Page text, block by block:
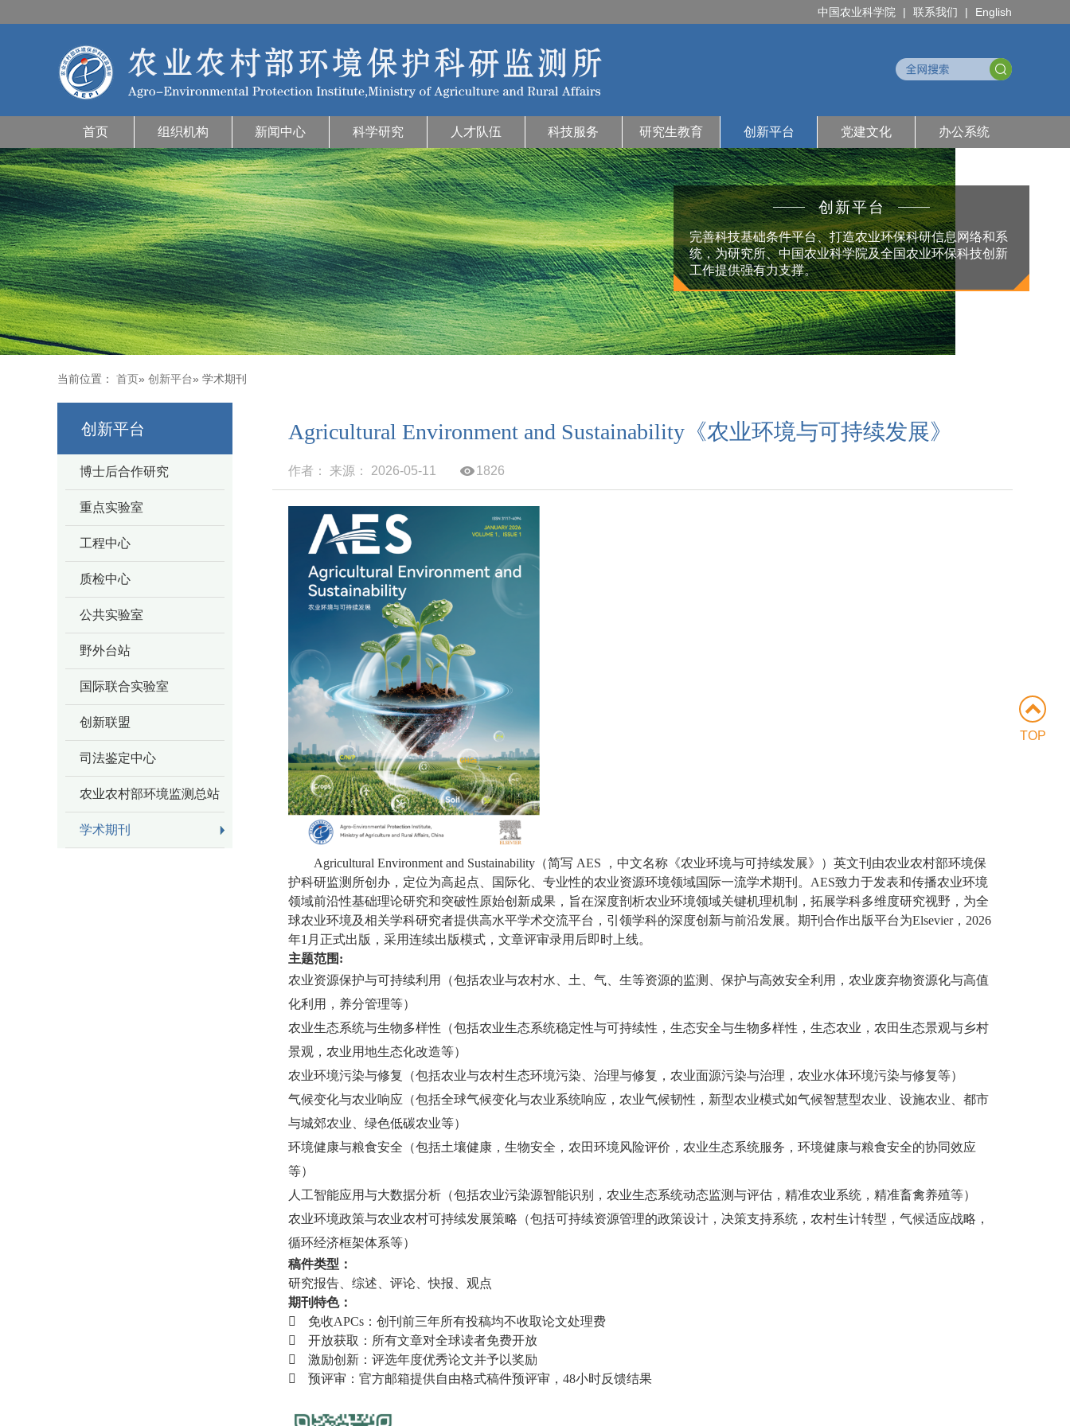
中国农业科学院 | 联系我们 | English
首页 组织机构 新闻中心 科学研究 人才队伍 科技服务 研究生教育 创新平台 党建文化 办公系统
创新平台
完善科技基础条件平台、打造农业环保科研信息网络和系
统，为研究所、中国农业科学院及全国农业环保科技创新
工作提供强有力支撑。
当前位置： 首页» 创新平台» 学术期刊
创新平台
博士后合作研究
重点实验室
工程中心
质检中心
公共实验室
野外台站
国际联合实验室
创新联盟
司法鉴定中心
农业农村部环境监测总站
学术期刊
Agricultural Environment and Sustainability《农业环境与可持续发展》
作者： 来源： 2026-05-11 1826
Agricultural Environment and Sustainability （简写 AES
，中文名称《农业环境与可持续发展》）英文刊由农业农村部环境保
护科研监测所创办，定位为高起点、国际化、专业性的农业资源环境领域国际一流学术期刊。 AES致力于发表和传播农业环境
领域前沿性基础理论研究和突破性原始创新成果，旨在深度剖析农业环境领域关键机理机制，拓展学科多维度研究视野，为全
球农业环境及相关学科研究者提供高水平学术交流平台，引领学科的深度创新与前沿发展。期刊合作出版平台为Elsevier， 2026
年1 月正式出版，采用连续出版模式，文章评审录用后即时上线。
主题范围 :
农业资源保护与可持续利用（包括农业与农村水、土、气、生等资源的监测、保护与高效安全利用，农业废弃物资源化与高值
化利用，养分管理等）
农业生态系统与生物多样性（包括农业生态系统稳定性与可持续性，生态安全与生物多样性，生态农业，农田生态景观与乡村
景观，农业用地生态化改造等）
农业环境污染与修复（包括农业与农村生态环境污染、治理与修复，农业面源污染与治理，农业水体环境污染与修复等）
气候变化与农业响应（包括全球气候变化与农业系统响应，农业气候韧性，新型农业模式如气候智慧型农业、设施农业、都市
与城郊农业、绿色低碳农业等）
环境健康与粮食安全（包括土壤健康，生物安全，农田环境风险评价，农业生态系统服务，环境健康与粮食安全的协同效应
等）
人工智能应用与大数据分析（包括农业污染源智能识别，农业生态系统动态监测与评估，精准农业系统，精准畜禽养殖等）
农业环境政策与农业农村可持续发展策略（包括可持续资源管理的政策设计，决策支持系统，农村生计转型，气候适应战略，
循环经济框架体系等）
稿件类型：
研究报告、综述、评论、快报、观点
期刊特色：

免收APCs ：创刊前三年所有投稿均不收取论文处理费

开放获取：所有文章对全球读者免费开放

激励创新：评选年度优秀论文并予以奖励

预评审：官方邮箱提供自由格式稿件预评审，48小时反馈结果
TOP